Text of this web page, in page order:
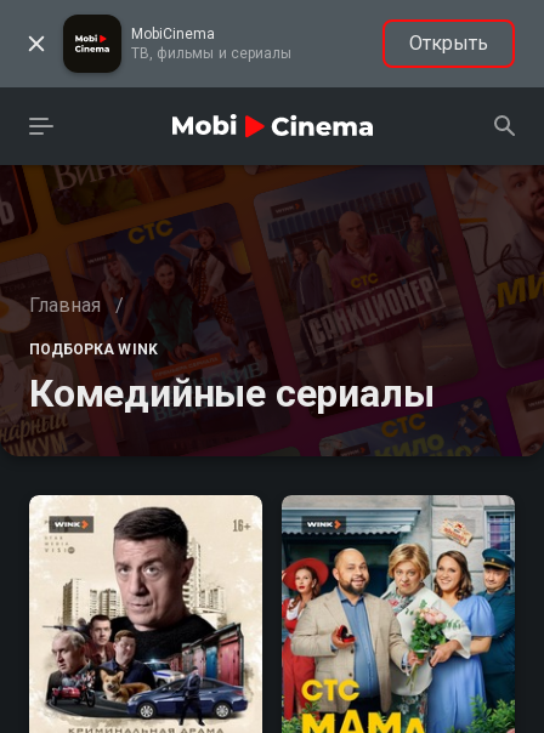
MobiCinema
ТВ, фильмы и сериалы
Открыть
Главная /
ПОДБОРКА WINK
Комедийные сериалы